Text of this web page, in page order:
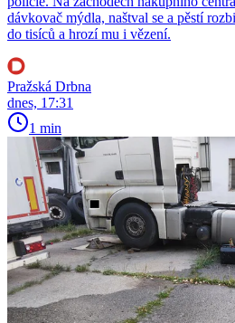
dávkovač mýdla, naštval se a pěstí
do tisíců a hrozí mu i vězení.
Pražská Drbna
dnes, 17:31
1 min